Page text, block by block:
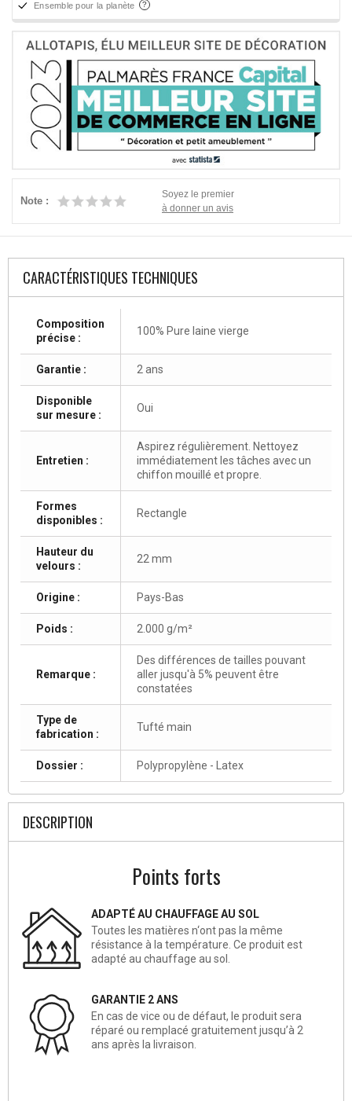
Ensemble pour la planète
Note :
Soyez le premier
à donner un avis
CARACTÉRISTIQUES TECHNIQUES
Composition
précise :
100% Pure laine vierge
Garantie : 2 ans
Disponible
sur mesure :
Oui
Entretien :
Aspirez régulièrement. Nettoyez
immédiatement les tâches avec un
chiffon mouillé et propre.
Formes
disponibles :
Rectangle
Hauteur du
velours :
22 mm
Origine : Pays-Bas
Poids : 2.000 g/m²
Remarque :
Des différences de tailles pouvant
aller jusqu'à 5% peuvent être
constatées
Type de
fabrication :
Tufté main
Dossier : Polypropylène - Latex
DESCRIPTION
Points forts
ADAPTÉ AU CHAUFFAGE AU SOL
Toutes les matières n‘ont pas la même
résistance à la température. Ce produit est
adapté au chauffage au sol.
GARANTIE 2 ANS
En cas de vice ou de défaut, le produit sera
réparé ou remplacé gratuitement jusqu’à 2
ans après la livraison.